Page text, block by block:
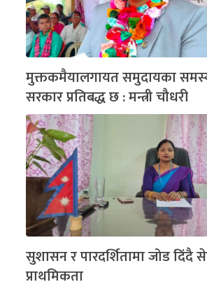
मुक्तकमैयालगायत समुदायका
सरकार प्रतिबद्ध छ : मन्त्री चौधरी
सुशासन र पारदर्शितामा जोड दिंदै
प्राथमिकता